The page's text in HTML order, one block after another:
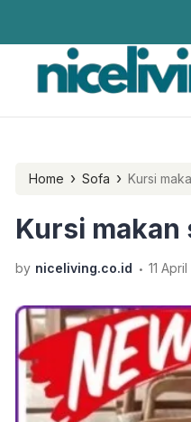
Home › Sofa › Kursi
Kursi
by niceliving.co.id . 11